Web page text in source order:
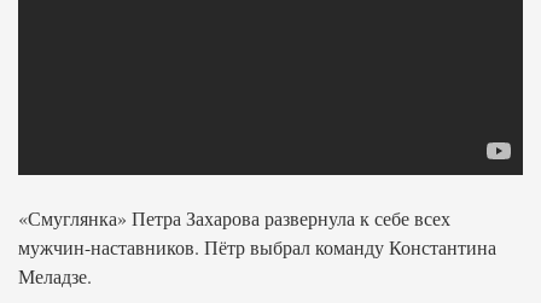
«Смуглянка» Петра Захарова развернула к себе всех
мужчин-наставников. Пётр выбрал команду Константина
Меладзе.